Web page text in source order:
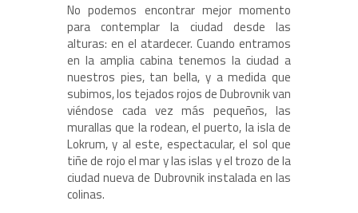
No podemos encontrar mejor momento
para contemplar la ciudad desde las
alturas: en el atardecer. Cuando entramos
en la amplia cabina tenemos la ciudad a
nuestros pies, tan bella, y a medida que
subimos, los tejados rojos de Dubrovnik van
viéndose cada vez más pequeños, las
murallas que la rodean, el puerto, la isla de
Lokrum, y al este, espectacular, el sol que
tiñe de rojo el mar y las islas y el trozo de la
ciudad nueva de Dubrovnik instalada en las
colinas.